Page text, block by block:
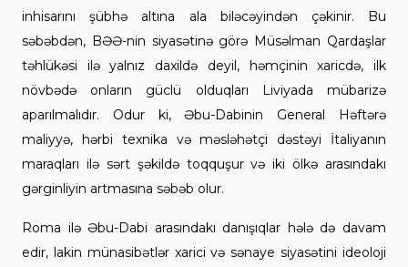
inhisarını şübhə altına ala biləcəyindən çəkinir. Bu
səbəbdən, BƏƏ-nin siyasətinə görə Müsəlman Qardaşlar
təhlükəsi ilə yalnız daxildə deyil, həmçinin xaricdə, ilk
növbədə onların güclü olduqları Liviyada mübarizə
aparılmalıdır. Odur ki, Əbu-Dabinin General Həftərə
maliyyə, hərbi texnika və məsləhətçi dəstəyi İtaliyanın
maraqları ilə sərt şəkildə toqquşur və iki ölkə arasındakı
gərginliyin artmasına səbəb olur.
Roma ilə Əbu-Dabi arasındakı danışıqlar hələ də davam
edir, lakin münasibətlər xarici və sənaye siyasətini ideoloji